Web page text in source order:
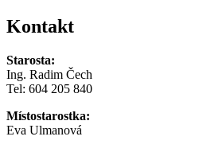
Kontakt
Starosta:
Ing. Radim Čech
Tel: 604 205 840
Místostarostka:
Eva Ulmanová